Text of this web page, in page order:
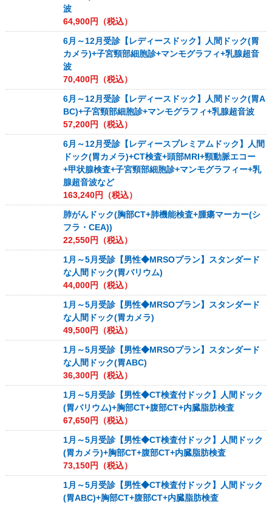
波
64,900円（税込）
6月～12月受診【レディースドック】人間ドック(胃
カメラ)+子宮頸部細胞診+マンモグラフィ+乳腺超音
波
70,400円（税込）
6月～12月受診【レディースドック】人間ドック(胃A
BC)+子宮頸部細胞診+マンモグラフィ+乳腺超音波
57,200円（税込）
6月～12月受診【レディースプレミアムドック】人間
ドック(胃カメラ)+CT検査+頭部MRI+頸動脈エコー
+甲状腺検査+子宮頸部細胞診+マンモグラフィー+乳
腺超音波など
163,240円（税込）
肺がんドック(胸部CT+肺機能検査+腫瘍マーカー(シ
フラ・CEA))
22,550円（税込）
1月～5月受診【男性◆MRSOプラン】スタンダード
な人間ドック(胃バリウム)
44,000円（税込）
1月～5月受診【男性◆MRSOプラン】スタンダード
な人間ドック(胃カメラ)
49,500円（税込）
1月～5月受診【男性◆MRSOプラン】スタンダード
な人間ドック(胃ABC)
36,300円（税込）
1月～5月受診【男性◆CT検査付ドック】人間ドック
(胃バリウム)+胸部CT+腹部CT+内臓脂肪検査
67,650円（税込）
1月～5月受診【男性◆CT検査付ドック】人間ドック
(胃カメラ)+胸部CT+腹部CT+内臓脂肪検査
73,150円（税込）
1月～5月受診【男性◆CT検査付ドック】人間ドック
(胃ABC)+胸部CT+腹部CT+内臓脂肪検査